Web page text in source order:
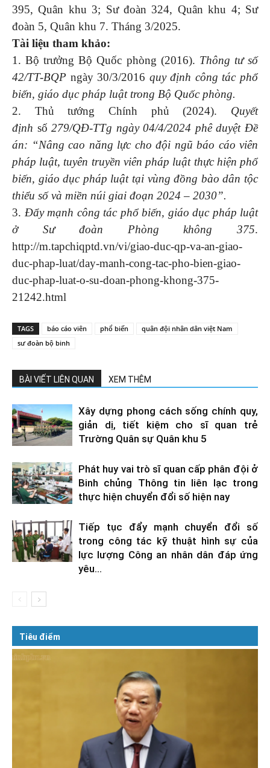
395, Quân khu 3; Sư đoàn 324, Quân khu 4; Sư
đoàn 5, Quân khu 7. Tháng 3/2025.
Tài liệu tham khảo:
1. Bộ trưởng Bộ Quốc phòng (2016). Thông tư số
42/TT-BQP ngày 30/3/2016 quy định công tác phổ
biến, giáo dục pháp luật trong Bộ Quốc phòng.
2. Thủ tướng Chính phủ (2024). Quyết
định số279/QĐ-TTg ngày 04/4/2024 phê duyệt Đề
án: “Nâng cao năng lực cho đội ngũ báo cáo viên
pháp luật, tuyên truyền viên pháp luật thực hiện phổ
biến, giáo dục pháp luật tại vùng đồng bào dân tộc
thiểu số và miền núi giai đoạn 2024 – 2030”.
3. Đẩy mạnh công tác phổ biến, giáo dục pháp luật
ở Sư đoàn Phòng không 375.
http://m.tapchiqptd.vn/vi/giao-duc-qp-va-an-giao-
duc-phap-luat/day-manh-cong-tac-pho-bien-giao-
duc-phap-luat-o-su-doan-phong-khong-375-
21242.html
TAGS báo cáo viên phổ biến
quân đội nhân dân việt Nam
sư đoàn bộ binh
BÀI VIẾT LIÊN QUAN XEM THÊM
Xây dựng phong cách sống chính quy,
giản dị, tiết kiệm cho sĩ quan trẻ
Trường Quân sự Quân khu 5
Phát huy vai trò sĩ quan cấp phân đội ở
Binh chủng Thông tin liên lạc trong
thực hiện chuyển đổi số hiện nay
Tiếp tục đẩy mạnh chuyển đổi số
trong công tác kỹ thuật hình sự của
lực lượng Công an nhân dân đáp ứng
yêu...
Tiêu điểm